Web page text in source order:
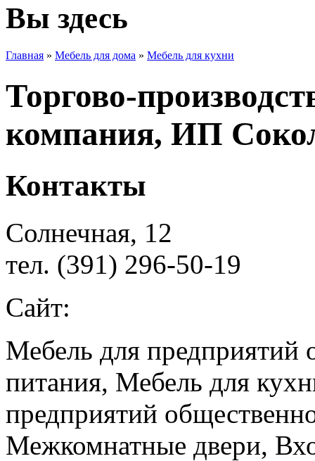
Вы здесь
Главная » Мебель для дома » Мебель для кухни
Торгово-
компания, ИП
Контакты
Солнечная, 12
тел. (391) 296-50-19
Сайт:
Мебель для предприятий
питания, Мебель для
предприятий
Межкомнатные двери,